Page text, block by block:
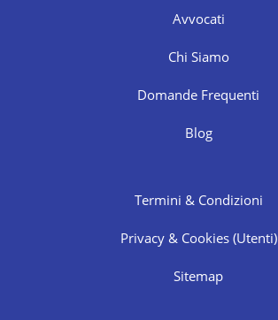
Avvocati
Chi Siamo
Domande Frequenti
Blog
Termini & Condizioni
Privacy & Cookies (Utenti)
Sitemap